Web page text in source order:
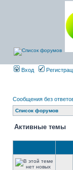
Вход
Сообщения без
Список форумов
Активные темы